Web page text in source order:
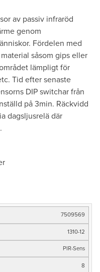
av passiv infraröd
genom
Fördelen med
såsom gips eller
lämpligt för
Tid efter senaste
DIP switchar från
på 3min. Räckvidd
dagsljusrelä där
7509569
1310-12
PIR-Sens
8